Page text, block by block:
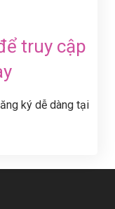
truy cập
ký dễ dàng tại